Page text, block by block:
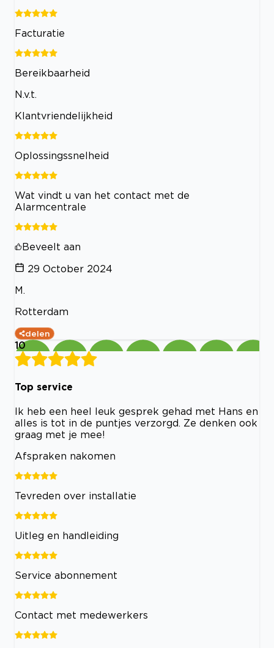
Facturatie
Bereikbaarheid
N.v.t.
Klantvriendelijkheid
Oplossingssnelheid
Wat vindt u van het contact met de
Alarmcentrale
Beveelt aan
29 October 2024
M.
Rotterdam
delen
10
Top service
Ik heb een heel leuk gesprek gehad met Hans en
alles is tot in de puntjes verzorgd. Ze denken ook
graag met je mee!
Afspraken nakomen
Tevreden over installatie
Uitleg en handleiding
Service abonnement
Contact met medewerkers